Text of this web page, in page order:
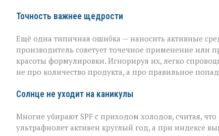
Точность важнее щедрости
Ещё одна типичная ошибка — наносить активные
производитель советует точечное применение или
красоты формулировки. Игнорируя их, легко
не про количество продукта, а про правильное
Солнце не уходит на каникулы
Многие убирают SPF с приходом холодов, считая,
ультрафиолет активен круглый год, а при индексе